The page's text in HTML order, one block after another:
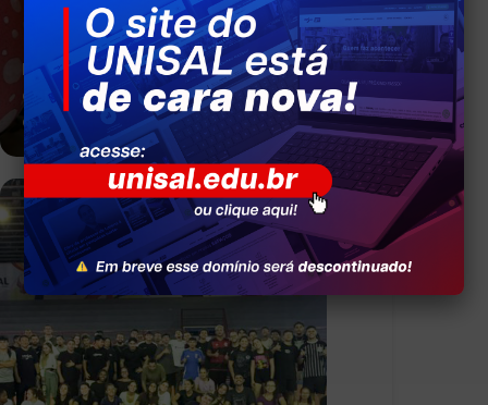
Em Americana, PdU realiza
campanha para arrecadar
caixas de bombom